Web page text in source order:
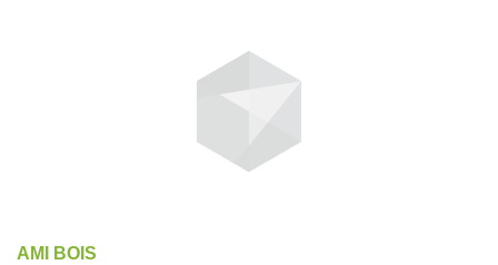
AMI BOIS